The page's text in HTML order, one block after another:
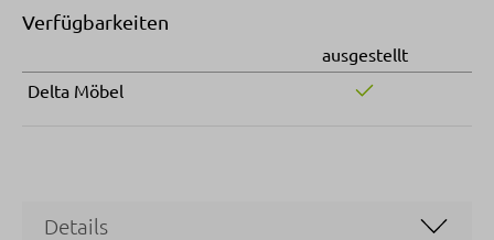
Verfügbarkeiten
ausgestellt
Delta Möbel
Details